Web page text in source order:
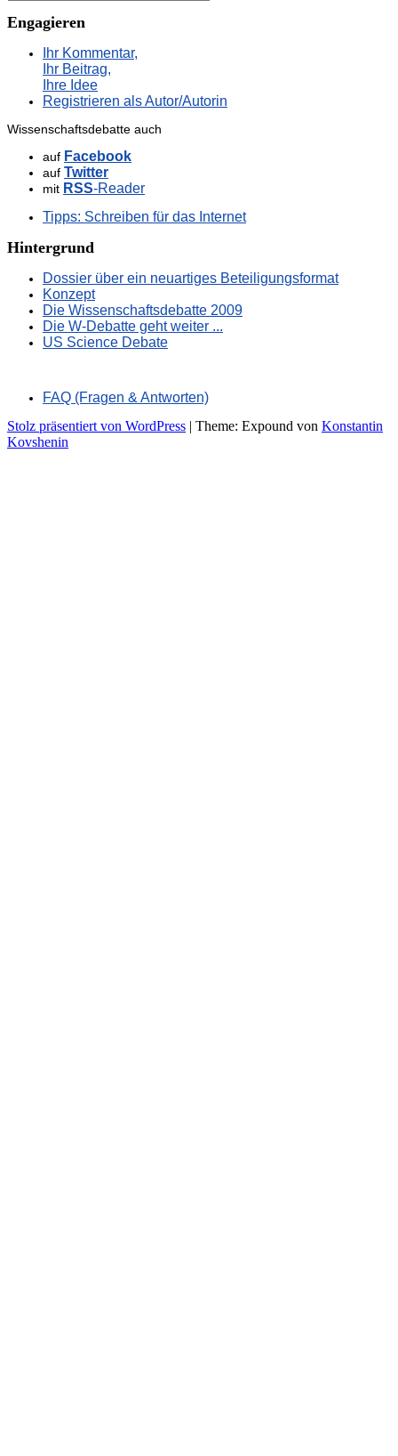
Engagieren
Ihr Kommentar,
Ihr Beitrag,
Ihre Idee
Registrieren als Autor/Autorin
Wissenschaftsdebatte auch
auf Facebook
auf Twitter
mit RSS-Reader
Tipps: Schreiben für das Internet
Hintergrund
Dossier über ein neuartiges Beteiligungsformat
Konzept
Die Wissenschaftsdebatte 2009
Die W-Debatte geht weiter ...
US Science Debate
FAQ (Fragen & Antworten)
Stolz präsentiert von WordPress | Theme: Expound von Konstantin
Kovshenin